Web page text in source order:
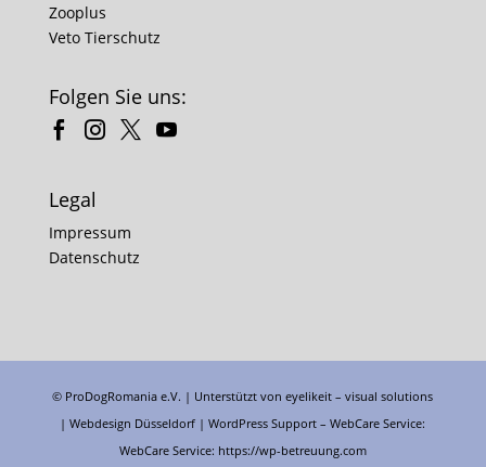
Zooplus
Veto Tierschutz
Folgen Sie uns:
Legal
Impressum
Datenschutz
© ProDogRomania e.V. | Unterstützt voneyelikeit – visual solutions
| Webdesign Düsseldorf |WordPress Support – WebCare Service:
WebCare Service: https://wp-betreuung.com